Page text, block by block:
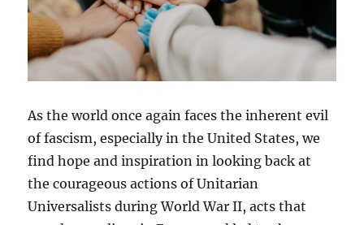
As the world once again faces the inherent evil
of fascism, especially in the United States, we
find hope and inspiration in looking back at
the courageous actions of Unitarian
Universalists during World War II, acts that